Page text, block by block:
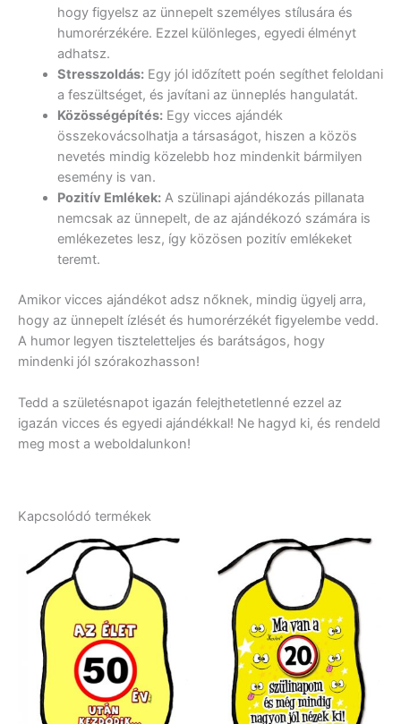
hogy figyelsz az ünnepelt személyes stílusára és
humorérzékére. Ezzel különleges, egyedi élményt
adhatsz.
Stresszoldás:Egy jól időzített poén segíthet feloldani
a feszültséget, és javítani az ünneplés hangulatát.
Közösségépítés:Egy vicces ajándék
összekovácsolhatja a társaságot, hiszen a közös
nevetés mindig közelebb hoz mindenkit bármilyen
esemény is van.
Pozitív Emlékek:A szülinapi ajándékozás pillanata
nemcsak az ünnepelt, de az ajándékozó számára is
emlékezetes lesz, így közösen pozitív emlékeket
teremt.
Amikor vicces ajándékot adsz nőknek, mindig ügyelj arra,
hogy az ünnepelt ízlését és humorérzékét figyelembe vedd.
A humor legyen tiszteletteljes és barátságos, hogy
mindenki jól szórakozhasson!
Tedd a születésnapot igazán felejthetetlenné ezzel az
igazán vicces és egyedi ajándékkal! Ne hagyd ki, és rendeld
meg most a weboldalunkon!
Kapcsolódó termékek